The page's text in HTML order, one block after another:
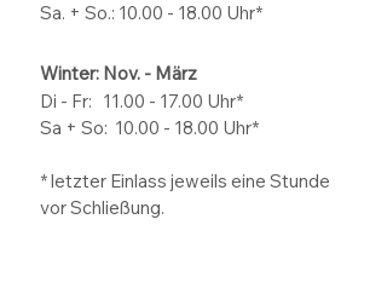
Sa. + So.: 10.00 - 18.00 Uhr*
Winter: Nov. - März
Di - Fr: 11.00 - 17.00 Uhr*
Sa + So: 10.00 - 18.00 Uhr*
* letzter Einlass jeweils eine Stunde
vor Schließung.